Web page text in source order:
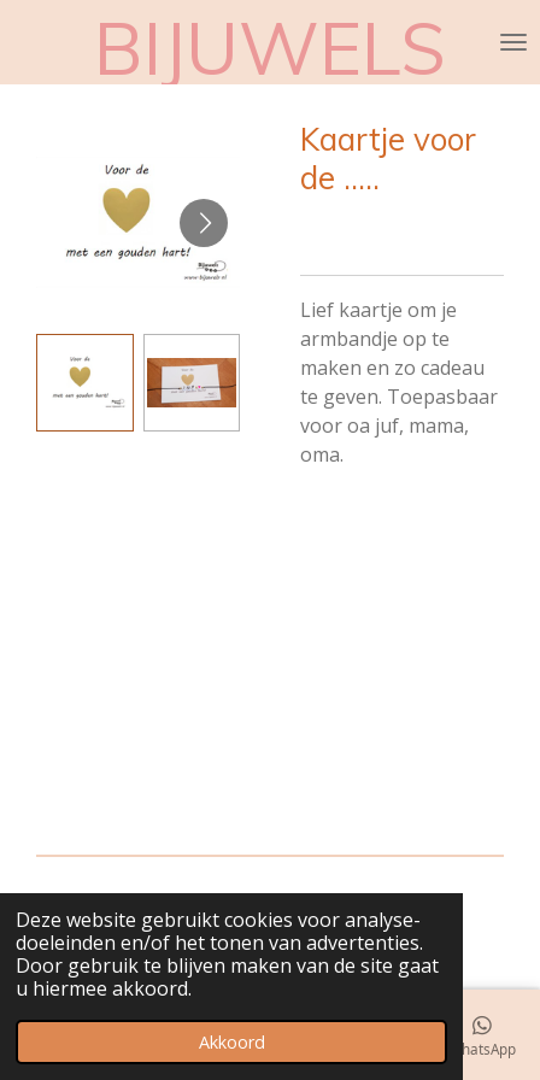
Deze website gebruikt cookies voor analyse-
doeleinden en/of het tonen van advertenties.
Door gebruik te blijven maken van de site gaat
u hiermee akkoord.
Akkoord
naar
BIJUWELS
Kaartje voor
de .....
Lief kaartje om je
armbandje op te
maken en zo cadeau
te geven. Toepasbaar
voor oa juf, mama,
oma.
© 2018 - 2026 bijuwels
Telefoonnummer WhatsApp